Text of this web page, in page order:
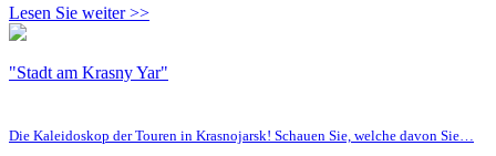
Lesen Sie weiter >>
"Stadt am Krasny Yar"
Die Kaleidoskop der Touren in Krasnojarsk! Schauen Sie, welche davon Sie…